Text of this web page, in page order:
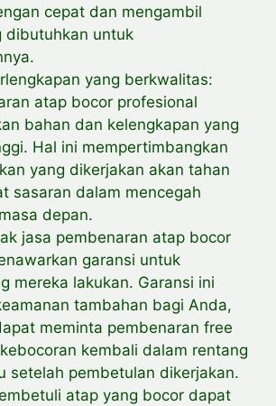
cepat dan mengambil
dibutuhkan untuk
yang berkwalitas:
atap bocor profesional
bahan dan kelengkapan yang
Hal ini mempertimbangkan
yang dikerjakan akan tahan
sasaran dalam mencegah
depan.
jasa pembenaran atap bocor
garansi untuk
mereka lakukan. Garansi ini
tambahan bagi Anda,
meminta pembenaran free
kembali dalam rentang
setelah pembetulan dikerjakan.
atap yang bocor dapat